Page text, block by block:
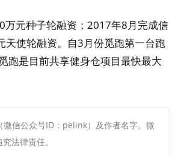
万元种子轮融资；2017年8月完成信
使轮融资。自3月份觅跑第一台跑
跑是目前共享健身仓项目最快最大
信公众号ID：pelink）及作者名字。微
法律责任。